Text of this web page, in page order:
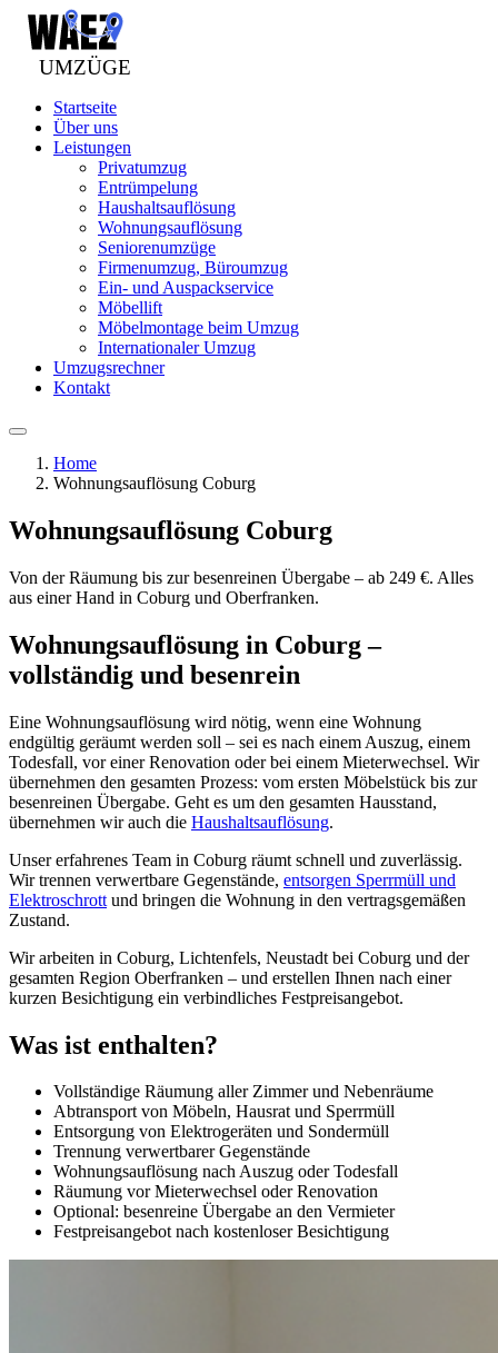
Startseite
Über uns
Leistungen
Privatumzug
Entrümpelung
Haushaltsauflösung
Wohnungsauflösung
Seniorenumzüge
Firmenumzug, Büroumzug
Ein- und Auspackservice
Möbellift
Möbelmontage beim Umzug
Internationaler Umzug
Umzugsrechner
Kontakt
Home
Wohnungsauflösung Coburg
Wohnungsauflösung Coburg
Von der Räumung bis zur besenreinen Übergabe – ab 249 €. Alles
aus einer Hand in Coburg und Oberfranken.
Wohnungsauflösung in Coburg –
vollständig und besenrein
Eine Wohnungsauflösung wird nötig, wenn eine Wohnung
endgültig geräumt werden soll – sei es nach einem Auszug, einem
Todesfall, vor einer Renovation oder bei einem Mieterwechsel. Wir
übernehmen den gesamten Prozess: vom ersten Möbelstück bis zur
besenreinen Übergabe. Geht es um den gesamten Hausstand,
übernehmen wir auch die Haushaltsauflösung.
Unser erfahrenes Team in Coburg räumt schnell und zuverlässig.
Wir trennen verwertbare Gegenstände, entsorgen Sperrmüll und
Elektroschrott und bringen die Wohnung in den vertragsgemäßen
Zustand.
Wir arbeiten in Coburg, Lichtenfels, Neustadt bei Coburg und der
gesamten Region Oberfranken – und erstellen Ihnen nach einer
kurzen Besichtigung ein verbindliches Festpreisangebot.
Was ist enthalten?
Vollständige Räumung aller Zimmer und Nebenräume
Abtransport von Möbeln, Hausrat und Sperrmüll
Entsorgung von Elektrogeräten und Sondermüll
Trennung verwertbarer Gegenstände
Wohnungsauflösung nach Auszug oder Todesfall
Räumung vor Mieterwechsel oder Renovation
Optional: besenreine Übergabe an den Vermieter
Festpreisangebot nach kostenloser Besichtigung